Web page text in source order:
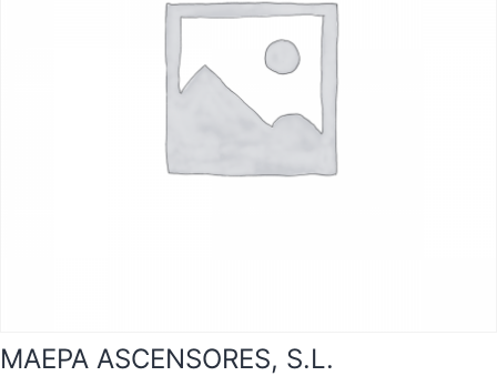
MAEPA ASCENSORES, S.L.